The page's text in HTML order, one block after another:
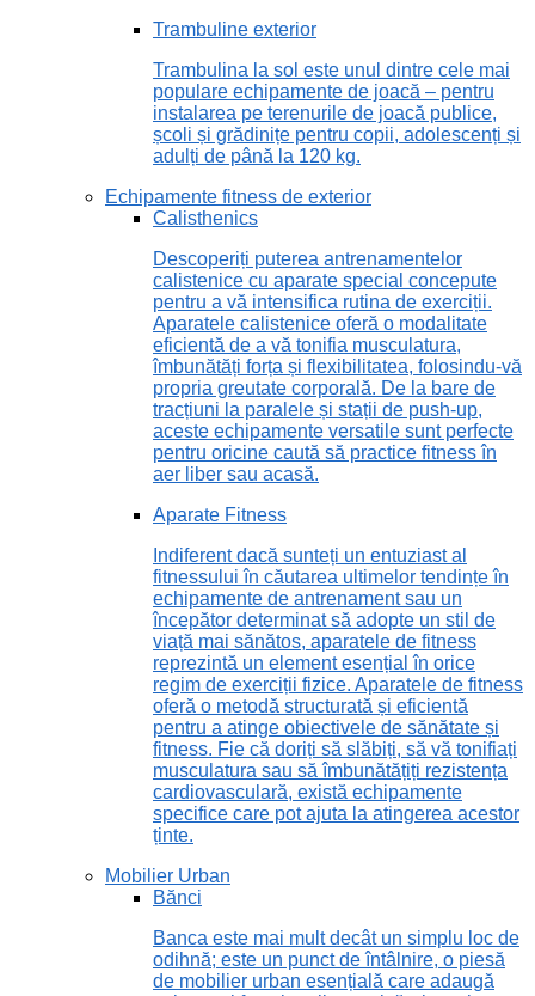
Trambuline exterior
Trambulina la sol este unul dintre cele mai
populare echipamente de joacă – pentru
instalarea pe terenurile de joacă publice,
școli și grădinițe pentru copii, adolescenți și
adulți de până la 120 kg.
Echipamente fitness de exterior
Calisthenics
Descoperiți puterea antrenamentelor
calistenice cu aparate special concepute
pentru a vă intensifica rutina de exerciții.
Aparatele calistenice oferă o modalitate
eficientă de a vă tonifia musculatura,
îmbunătăți forța și flexibilitatea, folosindu-vă
propria greutate corporală. De la bare de
tracțiuni la paralele și stații de push-up,
aceste echipamente versatile sunt perfecte
pentru oricine caută să practice fitness în
aer liber sau acasă.
Aparate Fitness
Indiferent dacă sunteți un entuziast al
fitnessului în căutarea ultimelor tendințe în
echipamente de antrenament sau un
începător determinat să adopte un stil de
viață mai sănătos, aparatele de fitness
reprezintă un element esențial în orice
regim de exerciții fizice. Aparatele de fitness
oferă o metodă structurată și eficientă
pentru a atinge obiectivele de sănătate și
fitness. Fie că doriți să slăbiți, să vă tonifiați
musculatura sau să îmbunătățiți rezistența
cardiovasculară, există echipamente
specifice care pot ajuta la atingerea acestor
ținte.
Mobilier Urban
Bănci
Banca este mai mult decât un simplu loc de
odihnă; este un punct de întâlnire, o piesă
de mobilier urban esențială care adaugă